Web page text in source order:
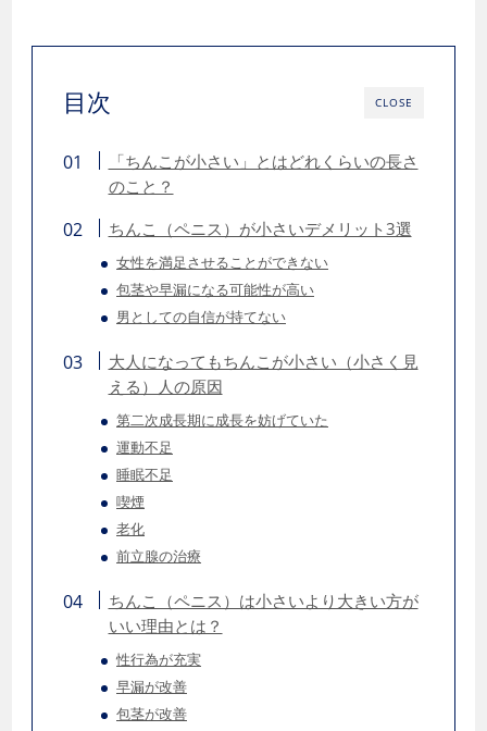
CLOSE
目次
「ちんこが小さい」とはどれくらいの長さ
のこと？
ちんこ（ペニス）が小さいデメリット3選
女性を満足させることができない
包茎や早漏になる可能性が高い
男としての自信が持てない
大人になってもちんこが小さい（小さく見
える）人の原因
第二次成長期に成長を妨げていた
運動不足
睡眠不足
喫煙
老化
前立腺の治療
ちんこ（ペニス）は小さいより大きい方が
いい理由とは？
性行為が充実
早漏が改善
包茎が改善